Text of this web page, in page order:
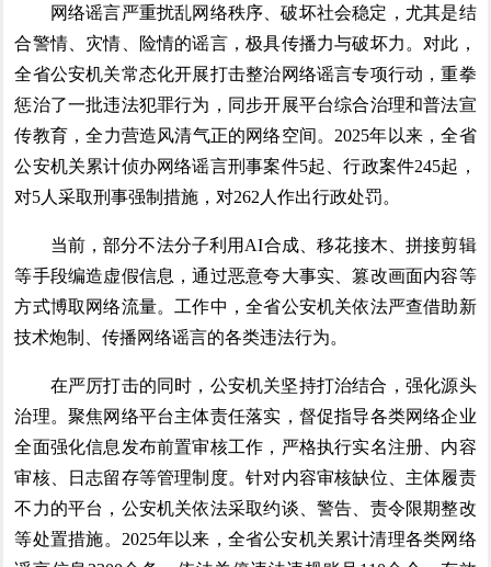
网络谣言严重扰乱网络秩序、破坏社会稳定，尤其是结
合警情、灾情、险情的谣言，极具传播力与破坏力。对此，
全省公安机关常态化开展打击整治网络谣言专项行动，重拳
惩治了一批违法犯罪行为，同步开展平台综合治理和普法宣
传教育，全力营造风清气正的网络空间。2025年以来，全省
公安机关累计侦办网络谣言刑事案件5起、行政案件245起，
对5人采取刑事强制措施，对262人作出行政处罚。
当前，部分不法分子利用AI合成、移花接木、拼接剪辑
等手段编造虚假信息，通过恶意夸大事实、篡改画面内容等
方式博取网络流量。工作中，全省公安机关依法严查借助新
技术炮制、传播网络谣言的各类违法行为。
在严厉打击的同时，公安机关坚持打治结合，强化源头
治理。聚焦网络平台主体责任落实，督促指导各类网络企业
全面强化信息发布前置审核工作，严格执行实名注册、内容
审核、日志留存等管理制度。针对内容审核缺位、主体履责
不力的平台，公安机关依法采取约谈、警告、责令限期整改
等处置措施。2025年以来，全省公安机关累计清理各类网络